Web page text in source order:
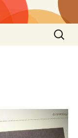
Suchen
nach: